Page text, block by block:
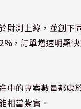
財測上緣，並創下
，訂單增速明顯
中的專案數量都處
相當紮實。